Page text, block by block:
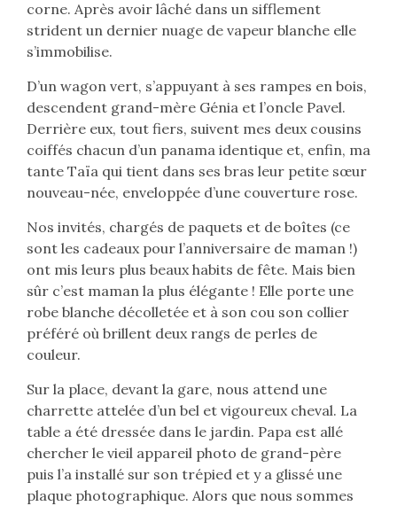
corne. Après avoir lâché dans un sifflement
strident un dernier nuage de vapeur blanche elle
s’immobilise.
D’un wagon vert, s’appuyant à ses rampes en bois,
descendent grand-mère Génia et l’oncle Pavel.
Derrière eux, tout fiers, suivent mes deux cousins
coiffés chacun d’un panama identique et, enfin, ma
tante Taïa qui tient dans ses bras leur petite sœur
nouveau-née, enveloppée d’une couverture rose.
Nos invités, chargés de paquets et de boîtes (ce
sont les cadeaux pour l’anniversaire de maman !)
ont mis leurs plus beaux habits de fête. Mais bien
sûr c’est maman la plus élégante ! Elle porte une
robe blanche décolletée et à son cou son collier
préféré où brillent deux rangs de perles de
couleur.
Sur la place, devant la gare, nous attend une
charrette attelée d’un bel et vigoureux cheval. La
table a été dressée dans le jardin. Papa est allé
chercher le vieil appareil photo de grand-père
puis l’a installé sur son trépied et y a glissé une
plaque photographique. Alors que nous sommes